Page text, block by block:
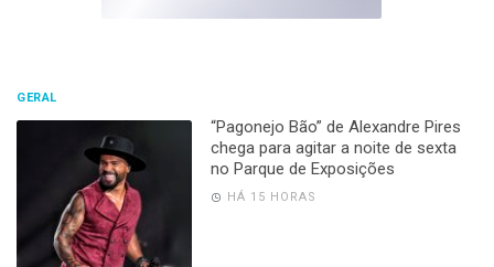
GERAL
“Pagonejo Bão” de Alexandre Pires
chega para agitar a noite de sexta
no Parque de Exposições
HÁ 15 HORAS